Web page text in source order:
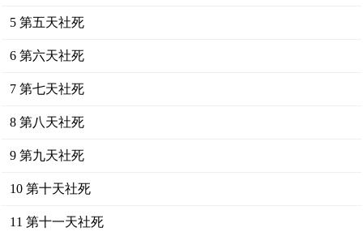
5 第五天社死
6 第六天社死
7 第七天社死
8 第八天社死
9 第九天社死
10 第十天社死
11 第十一天社死